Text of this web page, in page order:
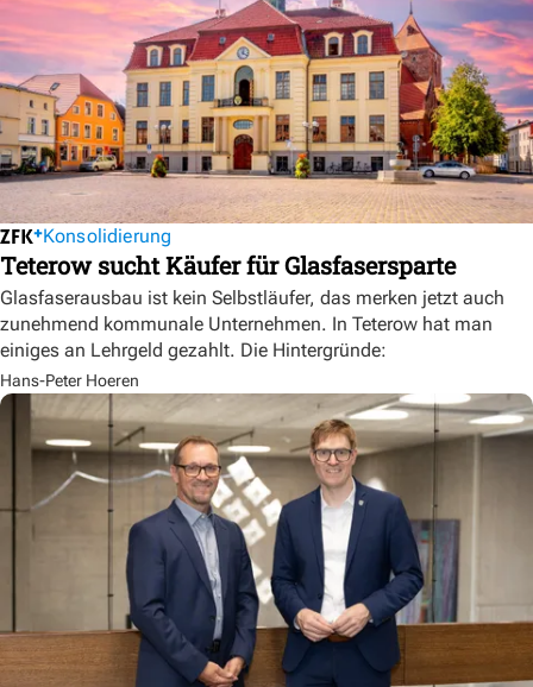
Konsolidierung
Teterow sucht Käufer für Glasfasersparte
Glasfaserausbau ist kein Selbstläufer, das merken jetzt auch
zunehmend kommunale Unternehmen. In Teterow hat man
einiges an Lehrgeld gezahlt. Die Hintergründe:
Hans-Peter Hoeren